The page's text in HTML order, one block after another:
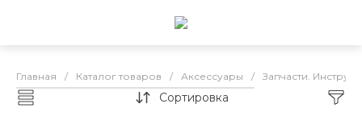
Главная / Каталог товаров / Аксессуары / Запчасти.
Запчасти PIAA
Сортировка